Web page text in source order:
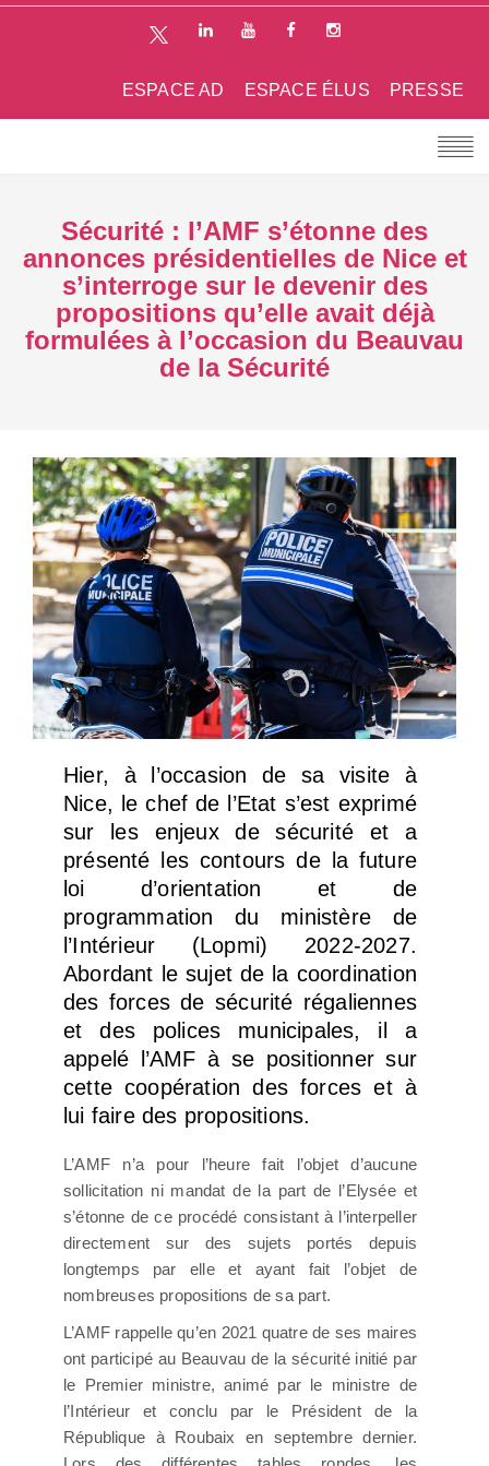
PRESSE
ESPACE ÉLUS
ESPACE AD
Sécurité : l’AMF s’étonne des
annonces présidentielles de Nice et
s’interroge sur le devenir des
propositions qu’elle avait déjà
formulées à l’occasion du Beauvau
de la Sécurité
Hier, à l’occasion de sa visite à
Nice, le chef de l’Etat s’est exprimé
sur les enjeux de sécurité et a
présenté les contours de la future
loi d’orientation et de
programmation du ministère de
l’Intérieur (Lopmi) 2022-2027.
Abordant le sujet de la coordination
des forces de sécurité régaliennes
et des polices municipales, il a
appelé l’AMF à se positionner sur
cette coopération des forces et à
lui faire des propositions.
L’AMF n’a pour l’heure fait l’objet d’aucune
sollicitation ni mandat de la part de l’Elysée et
s’étonne de ce procédé consistant à l’interpeller
directement sur des sujets portés depuis
longtemps par elle et ayant fait l’objet de
nombreuses propositions de sa part.
L’AMF rappelle qu’en 2021 quatre de ses maires
ont participé au Beauvau de la sécurité initié par
le Premier ministre, animé par le ministre de
l’Intérieur et conclu par le Président de la
République à Roubaix en septembre dernier.